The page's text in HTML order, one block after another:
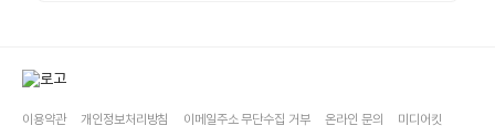
이용약관 개인정보처리방침 이메일주소 무단수집 거부 온라인 문의 미디어킷